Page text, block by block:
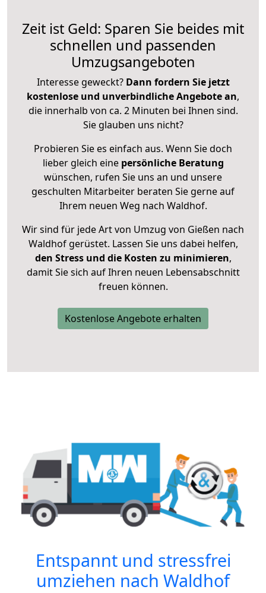
Zeit ist Geld: Sparen Sie beides mit
schnellen und passenden
Umzugsangeboten
Interesse geweckt? Dann fordern Sie jetzt
kostenlose und unverbindliche Angebote an,
die innerhalb von ca. 2 Minuten bei Ihnen sind.
Sie glauben uns nicht?
Probieren Sie es einfach aus. Wenn Sie doch
lieber gleich eine persönliche Beratung
wünschen, rufen Sie uns an und unsere
geschulten Mitarbeiter beraten Sie gerne auf
Ihrem neuen Weg nach Waldhof.
Wir sind für jede Art von Umzug von Gießen nach
Waldhof gerüstet. Lassen Sie uns dabei helfen,
den Stress und die Kosten zu minimieren,
damit Sie sich auf Ihren neuen Lebensabschnitt
freuen können.
Kostenlose Angebote erhalten
Entspannt und stressfrei
umziehen nach Waldhof